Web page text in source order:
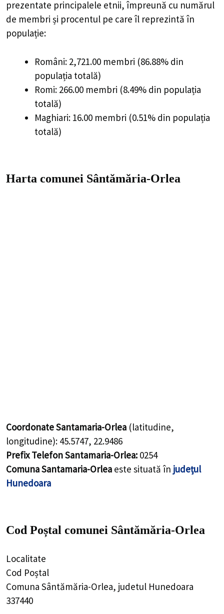
prezentate principalele etnii, împreună cu numărul
de membri și procentul pe care îl reprezintă în
populație:
Români: 2,721.00 membri (86.88% din
populația totală)
Romi: 266.00 membri (8.49% din populația
totală)
Maghiari: 16.00 membri (0.51% din populația
totală)
Harta comunei Sântămăria-Orlea
Coordonate Santamaria-Orlea (latitudine,
longitudine): 45.5747, 22.9486
Prefix Telefon Santamaria-Orlea: 0254
Comuna Santamaria-Orlea este situată în județul
Hunedoara
Cod Poștal comunei Sântămăria-Orlea
Localitate
Cod Poștal
Comuna Sântămăria-Orlea, judetul Hunedoara
337440